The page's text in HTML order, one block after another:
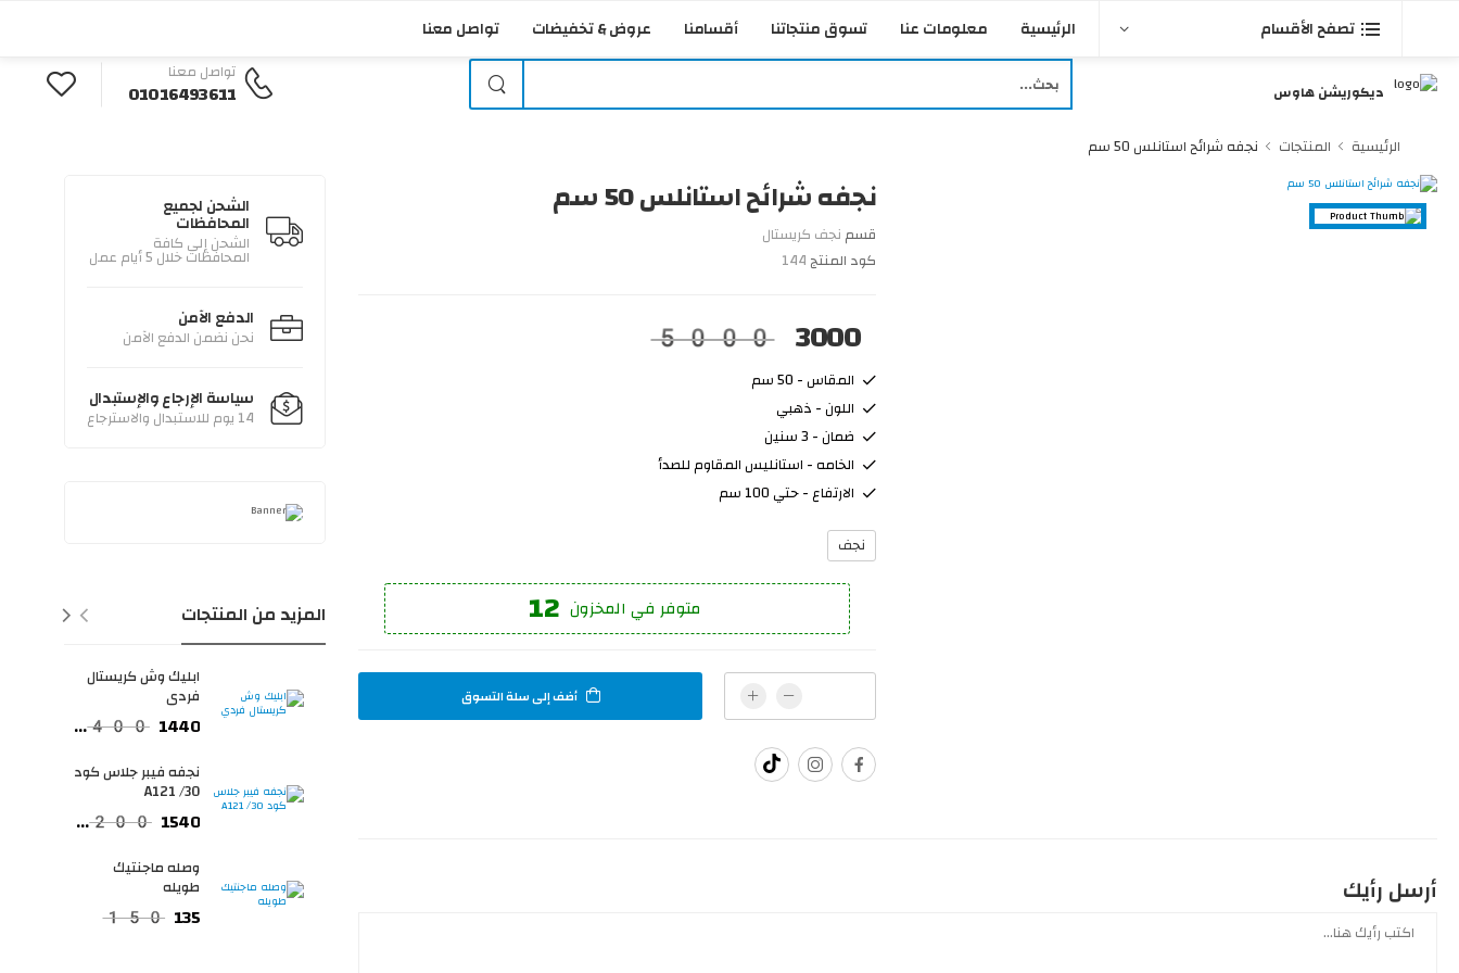
شحن مجاني للطلبات التي قيمتها فوق
ديكوريشن هاوس
تواصل معنا
01016493611
تصفح الأقسام الرئيسية معلومات عنا تسوق منتجاتنا أقسامنا عروض & تخفيضات تواصل معنا
الرئيسية المنتجات نجفه شرائح استانلس 50 سم
خصم40 % نجفه شرائح استانلس 50 سم
قسم نجف كريستال
كود المنتج 144
3000
5000
المقاس - 50 سم
اللون - ذهبي
ضمان - 3 سنين
الخامه - استانليس المقاوم للصدأ
الارتفاع - حتي 100 سم
نجف
متوفر في المخزون 12
أضف إلى سلة التسوق
أرسل رأيك
الشحن لجميع
المحافظات
الشحن إلى كافة
المحافظات خلال 5 أيام عمل
الدفع الآمن
نحن نضمن الدفع الآمن
سياسة الإرجاع والإستبدال
14 يوم للاستبدال والاسترجاع
المزيد من المنتجات
ابليك وش كريستال
فردي
1440
2400
نجفه فيبر جلاس كود
A121 /30
1540
2200
وصله ماجنتيك
طويله
135
150